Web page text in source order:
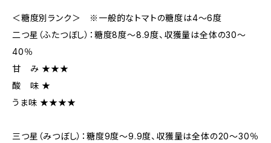
＜糖度別ランク＞ ※一般的なトマトの糖度は4～6度
二つ星（ふたつぼし）：糖度8度～8.9度、収獲量は全体の30～
40％
甘 み ★★★
酸 味 ★
うま味 ★★★★
三つ星（みつぼし）：糖度9度～9.9度、収獲量は全体の20～30％